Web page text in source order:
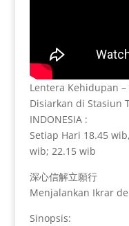
Lentera Kehidupan –
Disiarkan di Stasiun
INDONESIA :
Setiap Hari 18.45
wib; 22.15 wib
深心信解立願行
Menjalankan Ikrar
Sinopsis: